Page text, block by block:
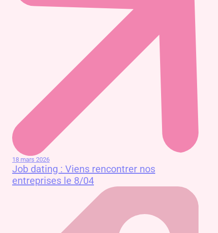
18 mars 2026
Job dating : Viens rencontrer nos
entreprises le 8/04